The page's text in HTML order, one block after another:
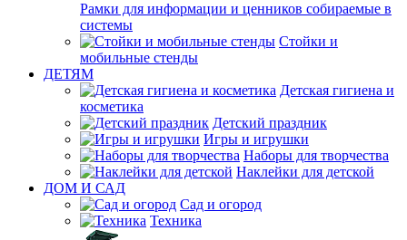
Рамки для информации и ценников собираемые в
системы
Стойки и
мобильные стенды
ДЕТЯМ
Детская гигиена и
косметика
Детский праздник
Игры и игрушки
Наборы для творчества
Наклейки для детской
ДОМ И САД
Сад и огород
Техника